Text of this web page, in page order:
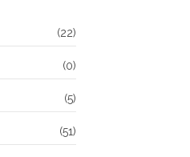
(22)
(0)
(5)
(51)